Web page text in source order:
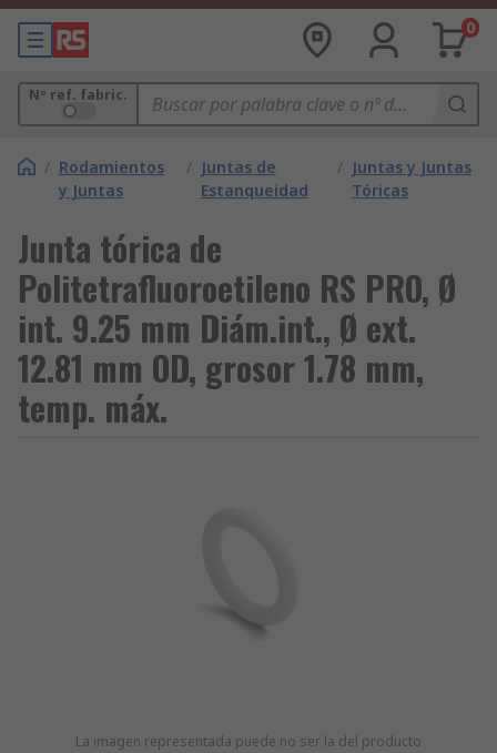
0
Nº ref. fabric.
/ Rodamientos
y Juntas
/ Juntas de
Estanqueidad
/ Juntas y Juntas
Tóricas
Junta tórica de
Politetrafluoroetileno RS PRO, Ø
int. 9.25 mm Diám.int., Ø ext.
12.81 mm OD, grosor 1.78 mm,
temp. máx.
La imagen representada puede no ser la del producto